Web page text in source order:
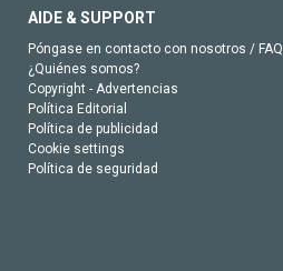
AIDE & SUPPORT
Póngase en contacto con nosotros / FAQ
¿Quiénes somos?
Copyright - Advertencias
Política Editorial
Política de publicidad
Cookie settings
Política de seguridad